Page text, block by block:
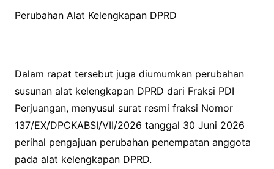
Perubahan Alat Kelengkapan DPRD
Dalam rapat tersebut juga diumumkan perubahan
susunan alat kelengkapan DPRD dari Fraksi PDI
Perjuangan, menyusul surat resmi fraksi Nomor
137/EX/DPCKABSI/VII/2026 tanggal 30 Juni 2026
perihal pengajuan perubahan penempatan anggota
pada alat kelengkapan DPRD.